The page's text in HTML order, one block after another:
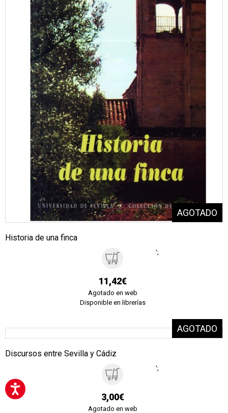
Historia de una finca
11,42€
Agotado en web
Disponible en librerías
';
Discursos entre Sevilla y Cádiz
3,00€
Agotado en web
';